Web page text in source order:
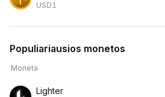
USD1
Populiariausios monetos
Moneta
Lighter